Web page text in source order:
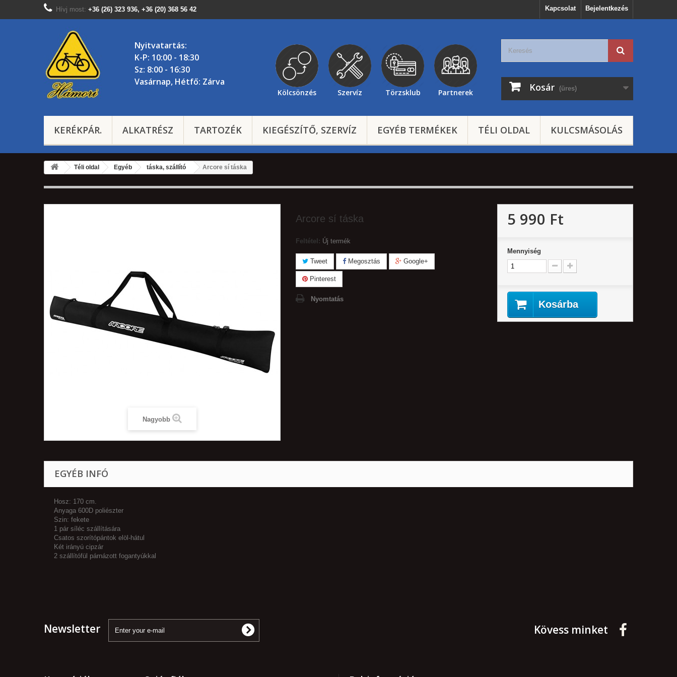
Bejelentkezés
Kapcsolat
Hívj most: +36 (26) 323 936, +36 (20) 368 56 42
Nyitvatartás:
K-P: 10:00 - 18:30
Sz: 8:00 - 16:30
Vasárnap, Hétfő: Zárva
Kölcsönzés Szervíz Törzsklub Partnerek Kosár (üres)
KERÉKPÁR. ALKATRÉSZ TARTOZÉK KIEGÉSZÍTŐ, SZERVÍZ EGYÉB TERMÉKEK TÉLI OLDAL KULCSMÁSOLÁS
Téli oldal Egyéb táska, szállító Arcore sí táska
Nagyobb
Arcore sí táska
Feltétel: Új termék
Tweet Megosztás Google+
Pinterest
Nyomtatás
5 990 Ft‎
Mennyiség
Kosárba
EGYÉB INFÓ
Hosz: 170 cm.
Anyaga 600D poliészter
Szin: fekete
1 pár síléc szállítására
Csatos szorítópántok elöl-hátul
Két irányú cipzár
2 szállítófül párnázott fogantyúkkal
Newsletter Kövess minket